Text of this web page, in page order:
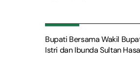
Bupati Bersama Wakil
Istri dan Ibunda Sultan